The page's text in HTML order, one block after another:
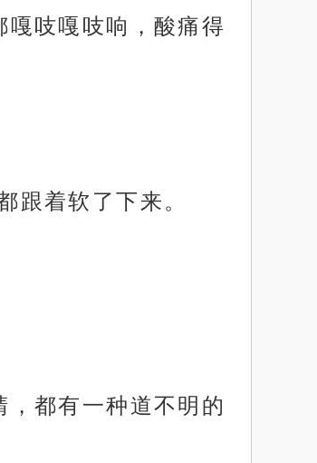
嘎吱嘎吱响，酸痛得
跟着软了下来。
都有一种道不明的